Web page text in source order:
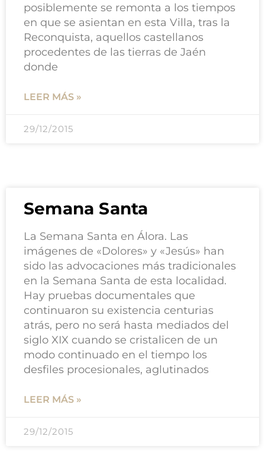
posiblemente se remonta a los tiempos
en que se asientan en esta Villa, tras la
Reconquista, aquellos castellanos
procedentes de las tierras de Jaén
donde
LEER MÁS »
29/12/2015
Semana Santa
La Semana Santa en Álora. Las
imágenes de «Dolores» y «Jesús» han
sido las advocaciones más tradicionales
en la Semana Santa de esta localidad.
Hay pruebas documentales que
continuaron su existencia centurias
atrás, pero no será hasta mediados del
siglo XIX cuando se cristalicen de un
modo continuado en el tiempo los
desfiles procesionales, aglutinados
LEER MÁS »
29/12/2015